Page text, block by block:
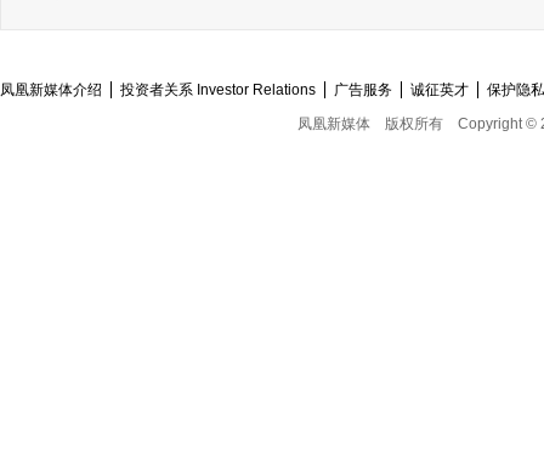
凤凰新媒体介绍 投资者关系 Investor Relations 广告服务 诚征英才
保护隐
凤凰新媒体
版权所有 Copyright ©